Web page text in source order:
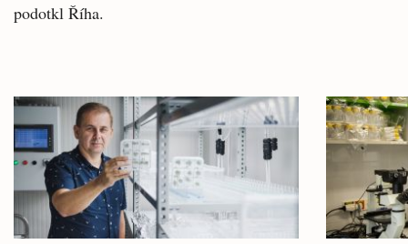
podotkl Říha.
Související
články